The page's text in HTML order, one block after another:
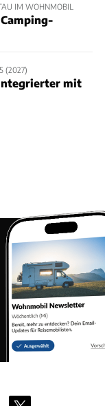
IM WOHNMOBIL
(2027)
mit